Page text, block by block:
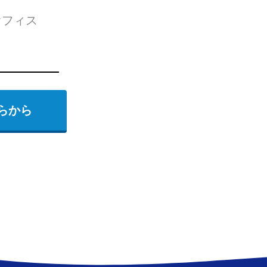
ィス
から